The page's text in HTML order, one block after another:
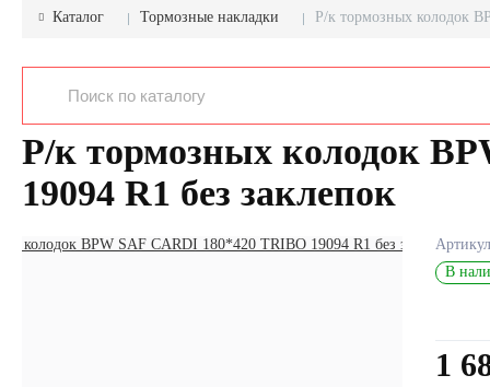
Каталог Тормозные накладки Р/к тормозных колодок
Р/к тормозных колодок
19094 R1 без заклепок
В
1